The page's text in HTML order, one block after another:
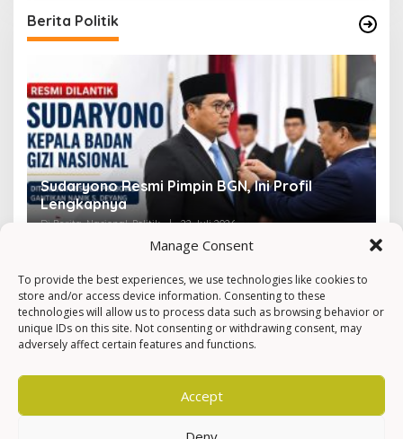
Manage Consent
To provide the best experiences, we use technologies like cookies to
store and/or access device information. Consenting to these
technologies will allow us to process data such as browsing behavior or
unique IDs on this site. Not consenting or withdrawing consent, may
adversely affect certain features and functions.
Accept
Berita Politik
Sudaryono Resmi Pimpin BGN, Ini Profil
Lengkapnya
Di Berita, Nasional, Politik | 22 Juli 2026 Di